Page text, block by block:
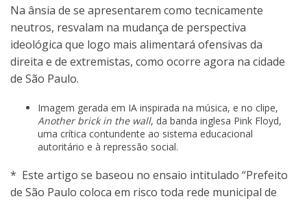
Na ânsia de se apresentarem como tecnicamente
neutros, resvalam na mudança de perspectiva
ideológica que logo mais alimentará ofensivas da
direita e de extremistas, como ocorre agora na cidade
de São Paulo.
Imagem gerada em IA inspirada na música, e no clipe,
Another brick in the wall, da banda inglesa Pink Floyd,
uma crítica contundente ao sistema educacional
autoritário e à repressão social.
* Este artigo se baseou no ensaio intitulado “Prefeito
de São Paulo coloca em risco toda rede municipal de